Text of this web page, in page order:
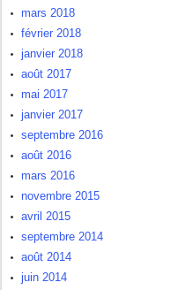
mars 2018
février 2018
janvier 2018
août 2017
mai 2017
janvier 2017
septembre 2016
août 2016
mars 2016
novembre 2015
avril 2015
septembre 2014
août 2014
juin 2014